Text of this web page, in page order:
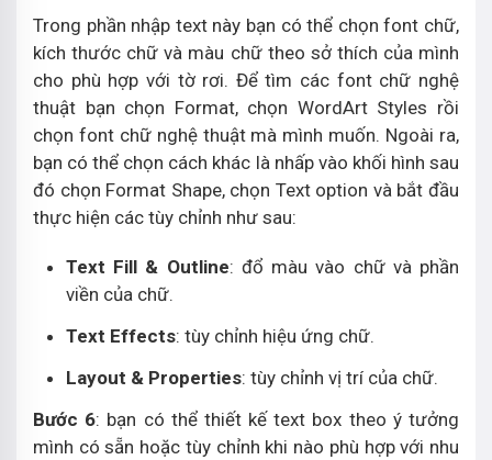
Trong phần nhập text này bạn có thể chọn font chữ,
kích thước chữ và màu chữ theo sở thích của mình
cho phù hợp với tờ rơi. Để tìm các font chữ nghệ
thuật bạn chọn Format, chọn WordArt Styles rồi
chọn font chữ nghệ thuật mà mình muốn. Ngoài ra,
bạn có thể chọn cách khác là nhấp vào khối hình sau
đó chọn Format Shape, chọn Text option và bắt đầu
thực hiện các tùy chỉnh như sau:
Text Fill & Outline: đổ màu vào chữ và phần
viền của chữ.
Text Effects: tùy chỉnh hiệu ứng chữ.
Layout & Properties: tùy chỉnh vị trí của chữ.
Bước 6: bạn có thể thiết kế text box theo ý tưởng
mình có sẵn hoặc tùy chỉnh khi nào phù hợp với nhu